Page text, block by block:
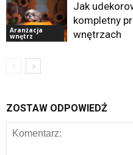
Aranżacja
wnętrz
Jak
kompletny
wnętrzach
ZOSTAW ODPOWIEDŹ